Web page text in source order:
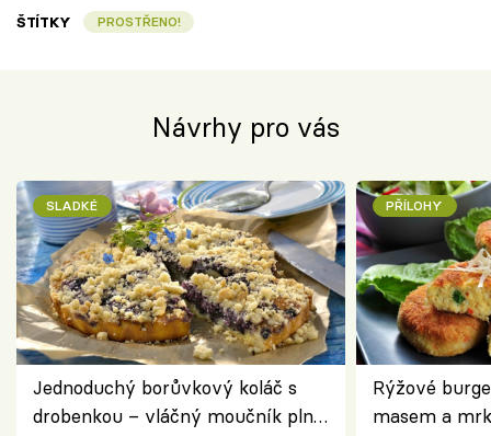
ŠTÍTKY PROSTŘENO!
Návrhy pro vás
SLADKÉ
Jednoduchý borůvkový koláč s
drobenkou – vláčný moučník plný
PŘÍLOHY
Rýžové
masem a